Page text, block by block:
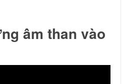
âm than vào